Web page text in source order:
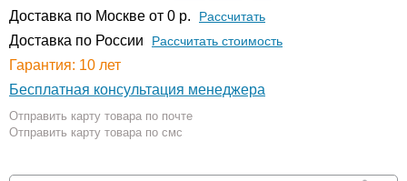
Доставка по Москве от 0 р. Расcчитать
Доставка по России Рассчитать стоимость
Гарантия: 10 лет
Бесплатная консультация менеджера
Отправить карту товара по почте
Отправить карту товара по смс